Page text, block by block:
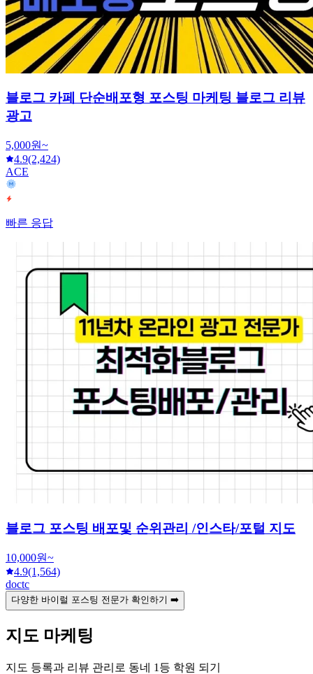
블로그 카페 단순배포형 포스팅 마케팅 블로그 리뷰
광고
5,000원~
4.9(2,424)
ACE
빠른 응답
블로그 포스팅 배포및 순위관리 /인스타/포털 지도
10,000원~
4.9(1,564)
doctc
다양한 바이럴 포스팅 전문가 확인하기 ➡️
지도 마케팅
지도 등록과 리뷰 관리로 동네 1등 학원 되기